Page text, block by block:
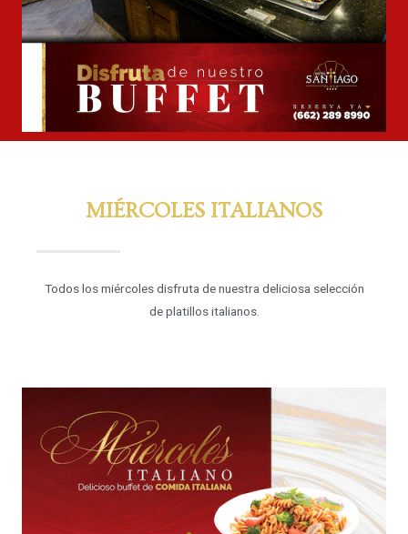
MIÉRCOLES ITALIANOS
Todos los miércoles disfruta de nuestra deliciosa selección
de platillos italianos.